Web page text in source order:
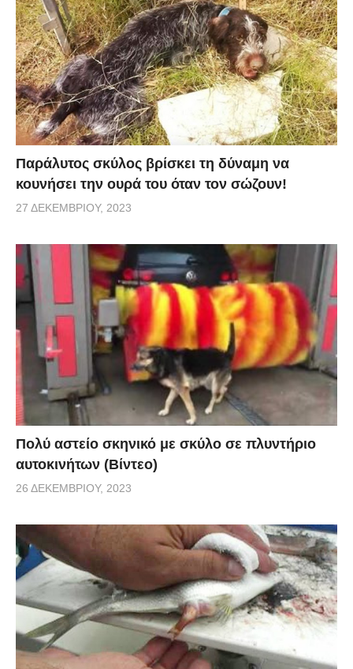
εντυπωσιακά που έχετε δει.
Παράλυτος σκύλος βρίσκει τη δύναμη να
κουνήσει την ουρά του όταν τον σώζουν!
27 ΔΕΚΕΜΒΡΊΟΥ, 2023
Πολύ αστείο σκηνικό με σκύλο σε πλυντήριο
αυτοκινήτων (Βίντεο)
26 ΔΕΚΕΜΒΡΊΟΥ, 2023